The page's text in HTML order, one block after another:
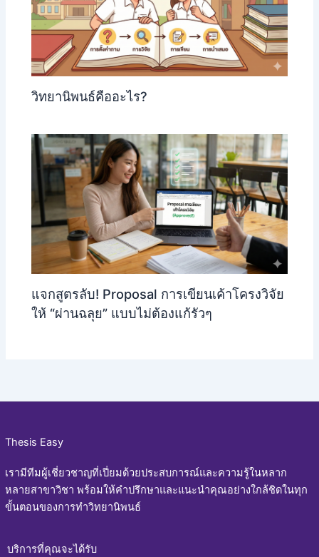
วิทยานิพนธ์คืออะไร?
แจกสูตรลับ! Proposal การเขียนเค้าโครงวิจัย
ให้ “ผ่านฉลุย” แบบไม่ต้องแก้รัวๆ
Thesis Easy
เรามีทีมผู้เชี่ยวชาญที่เปี่ยมด้วยประสบการณ์และความรู้ในหลาก
หลายสาขาวิชา พร้อมให้คำปรึกษาและแนะนำคุณอย่างใกล้ชิดในทุก
ขั้นตอนของการทำวิทยานิพนธ์
บริการที่คุณจะได้รับ